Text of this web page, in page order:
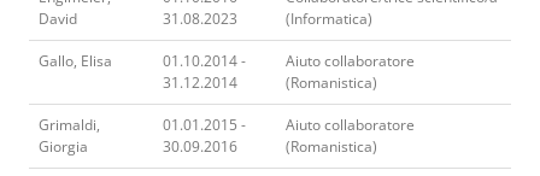
David
31.08.2023
(Informatica)
Gallo, Elisa
01.10.2014 -
31.12.2014
Aiuto collaboratore
(Romanistica)
Grimaldi,
Giorgia
01.01.2015 -
30.09.2016
Aiuto collaboratore
(Romanistica)